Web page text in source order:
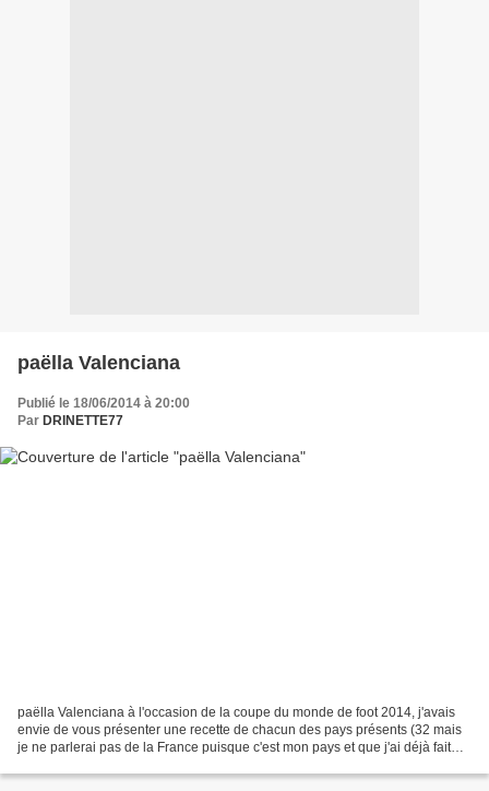
paëlla Valenciana
Publié le 18/06/2014 à 20:00
Par DRINETTE77
paëlla Valenciana à l'occasion de la coupe du monde de foot 2014, j'avais
envie de vous présenter une recette de chacun des pays présents (32 mais
je ne parlerai pas de la France puisque c'est mon pays et que j'ai déjà fait